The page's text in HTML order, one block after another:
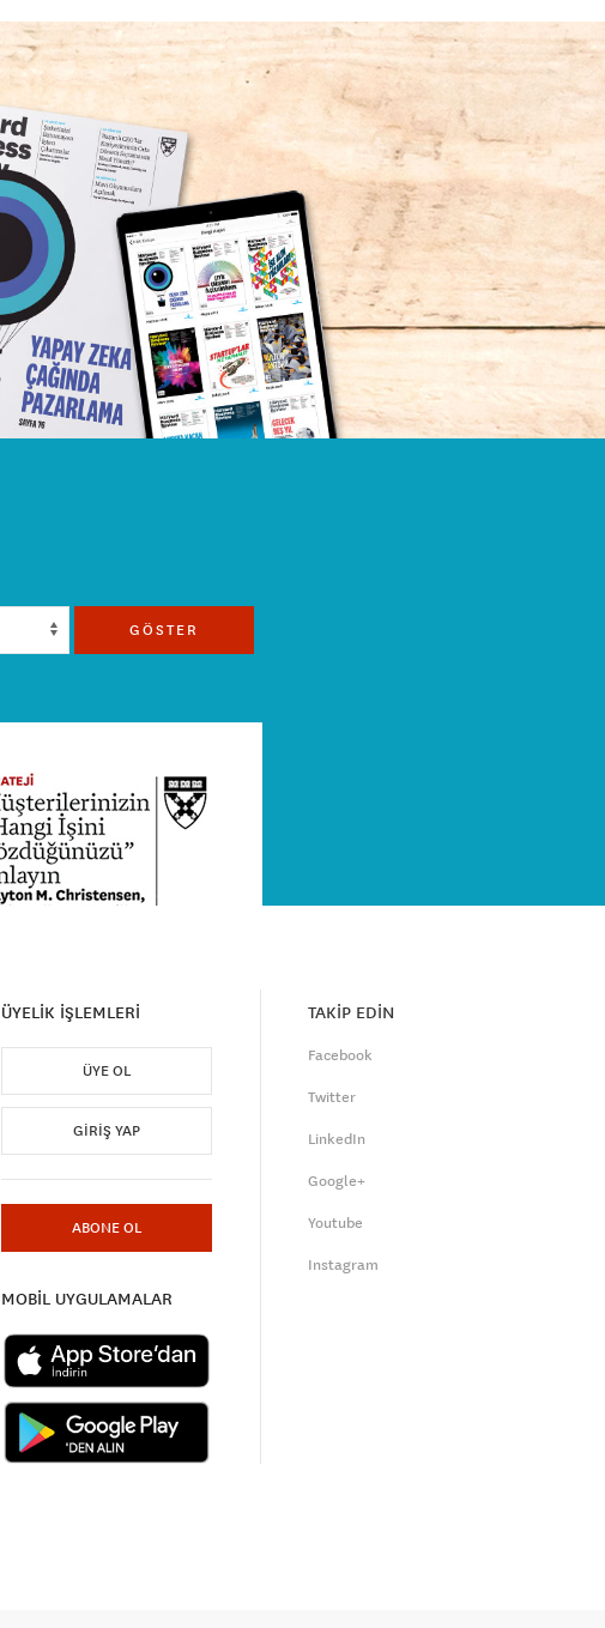
GÖSTER
ÜYELİK İŞLEMLERİ
ÜYE OL
GIRIŞ YAP
ABONE OL
MOBİL UYGULAMALAR
TAKİP EDİN
Facebook
Twitter
LinkedIn
Google+
Youtube
Instagram